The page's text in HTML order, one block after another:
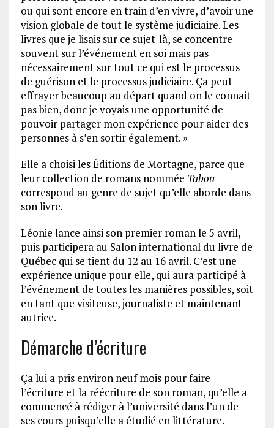
ou qui sont encore en train d’en vivre, d’avoir une
vision globale de tout le système judiciaire. Les
livres que je lisais sur ce sujet-là, se concentre
souvent sur l’événement en soi mais pas
nécessairement sur tout ce qui est le processus
de guérison et le processus judiciaire. Ça peut
effrayer beaucoup au départ quand on le connait
pas bien, donc je voyais une opportunité de
pouvoir partager mon expérience pour aider des
personnes à s’en sortir également. »
Elle a choisi les Éditions de Mortagne, parce que
leur collection de romans nommée Tabou
correspond au genre de sujet qu’elle aborde dans
son livre.
Léonie lance ainsi son premier roman le 5 avril,
puis participera au Salon international du livre de
Québec qui se tient du 12 au 16 avril. C’est une
expérience unique pour elle, qui aura participé à
l’événement de toutes les manières possibles, soit
en tant que visiteuse, journaliste et maintenant
autrice.
Démarche d’écriture
Ça lui a pris environ neuf mois pour faire
l’écriture et la réécriture de son roman, qu’elle a
commencé à rédiger à l’université dans l’un de
ses cours puisqu’elle a étudié en littérature.